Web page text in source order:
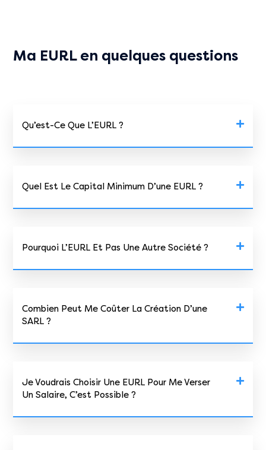
Ma EURL en quelques questions
Qu’est-Ce Que L’EURL ?
Quel Est Le Capital Minimum D’une EURL ?
Pourquoi L’EURL Et Pas Une Autre Société ?
Combien Peut Me Coûter La Création D’une
SARL ?
Je Voudrais Choisir Une EURL Pour Me Verser
Un Salaire, C’est Possible ?